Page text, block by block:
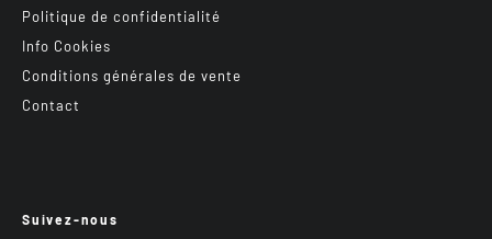
Politique de confidentialité
Info Cookies
Conditions générales de vente
Contact
Suivez-nous